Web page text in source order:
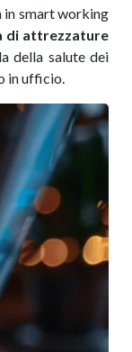
in smart working
di attrezzature
della salute dei
in ufficio.